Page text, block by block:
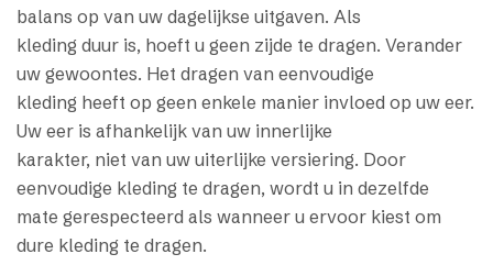
balans op van uw dagelijkse uitgaven. Als
kleding duur is, hoeft u geen zijde te dragen. Verander
uw gewoontes. Het dragen van eenvoudige
kleding heeft op geen enkele manier invloed op uw eer.
Uw eer is afhankelijk van uw innerlijke
karakter, niet van uw uiterlijke versiering. Door
eenvoudige kleding te dragen, wordt u in dezelfde
mate gerespecteerd als wanneer u ervoor kiest om
dure kleding te dragen.